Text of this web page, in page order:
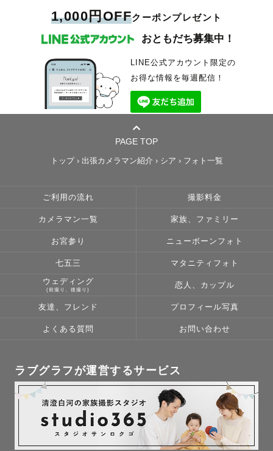
1,000円OFFクーポンプレゼント
おともだち募集中！
LINE公式アカウント限定の
お得な情報を毎週配信！
PAGE TOP
トップ› 出張カメラマン紹介 › シア › フォト一覧
ご利用の流れ 撮影料金
カメラマン一覧 家族、ファミリー
お宮参り ニューボーンフォト
七五三 マタニティフォト
ウェディング
(前撮り、後撮り)
恋人、カップル
友達、フレンド プロフィール写真
よくある質問 お問い合わせ
ラブグラフが運営するサービス